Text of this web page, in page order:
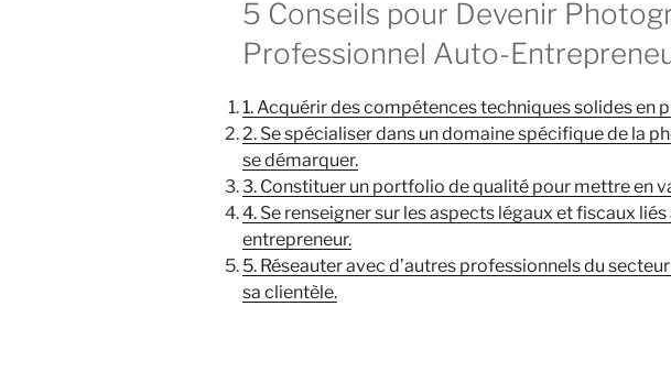
5 Conseils pour Devenir
Professionnel Auto-
1. Acquérir des compétences techniques solides en
2. Se spécialiser dans un domaine spécifique de la
se démarquer.
3. Constituer un portfolio de qualité pour mettre en
4. Se renseigner sur les aspects légaux et fiscaux
entrepreneur.
5. Réseauter avec d’autres professionnels du
sa clientèle.